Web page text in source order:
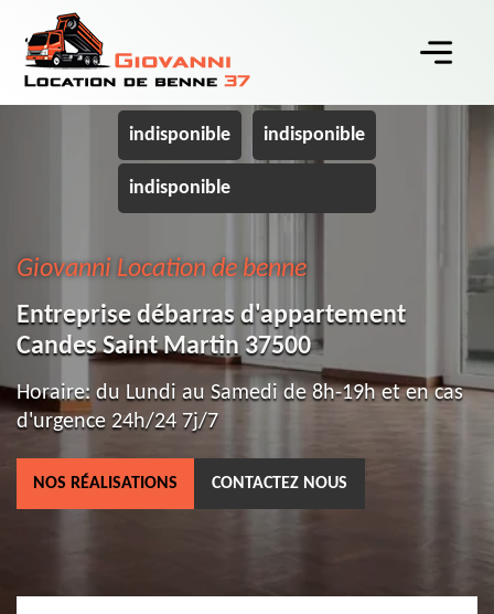
indisponible indisponible
indisponible
Giovanni Location de benne
Entreprise débarras d'appartement
Candes Saint Martin 37500
Horaire: du Lundi au Samedi de 8h-19h et en cas
d'urgence 24h/24 7j/7
NOS RÉALISATIONS CONTACTEZ NOUS